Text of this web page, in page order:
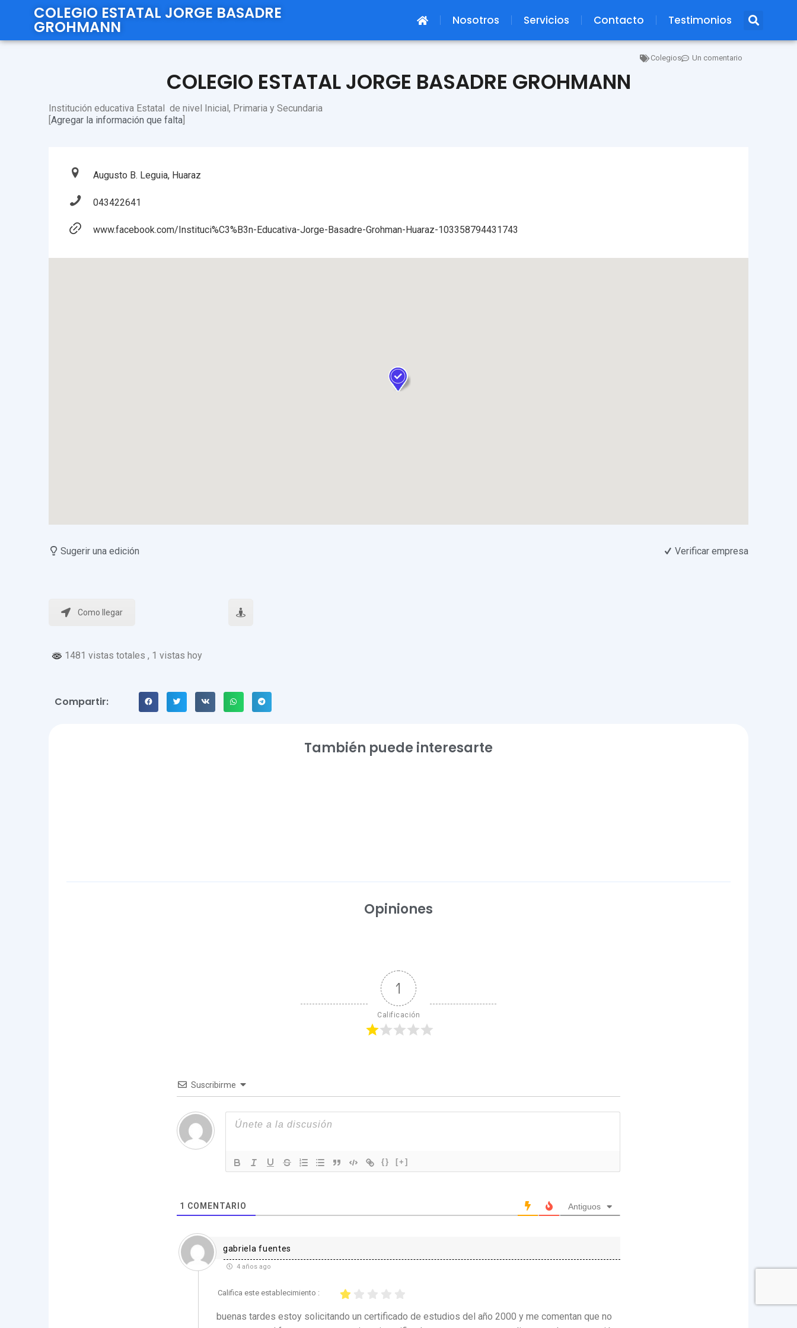
COLEGIO ESTATAL JORGE BASADRE
GROHMANN Nosotros Servicios Contacto Testimonios
Colegios Un comentario
COLEGIO ESTATAL JORGE BASADRE GROHMANN
Institución educativa Estatal de nivel Inicial, Primaria y Secundaria
Agregar la información que falta
Augusto B. Leguia, Huaraz
043422641
www.facebook.com/Instituci%C3%B3n-Educativa-Jorge-Basadre-Grohman-Huaraz-103358794431743
Sugerir una edición Verificar empresa
Como llegar
1481 vistas totales , 1 vistas hoy
Compartir:
También puede interesarte
Opiniones
1
Calificación
Suscribirme
{} [+]
1 COMENTARIO Antiguos
gabriela fuentes
4 años ago
Califica este establecimiento :
buenas tardes estoy solicitando un certificado de estudios del año 2000 y me comentan que no